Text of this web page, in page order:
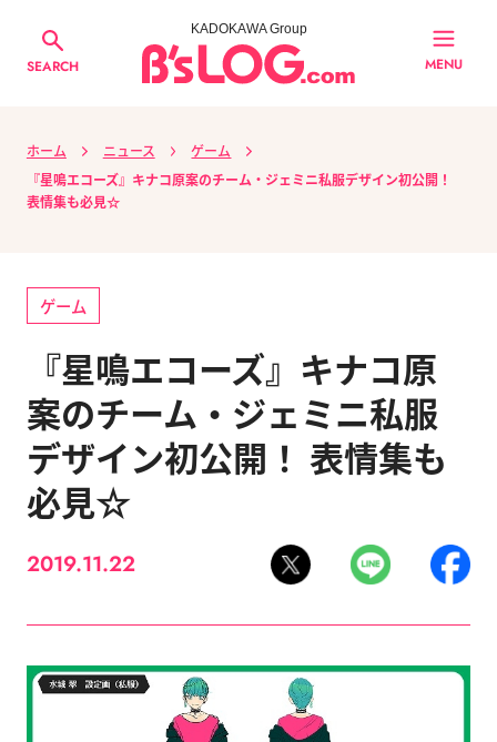
SEARCH
KADOKAWA Group
MENU
ホーム ニュース
ゲーム
『星鳴エコーズ』キナコ原案のチーム・ジェミニ私服デザイン初公開！
表情集も必見☆
ゲーム
『星鳴エコーズ』キナコ原
案のチーム・ジェミニ私服
デザイン初公開！ 表情集も
必見☆
2019.11.22